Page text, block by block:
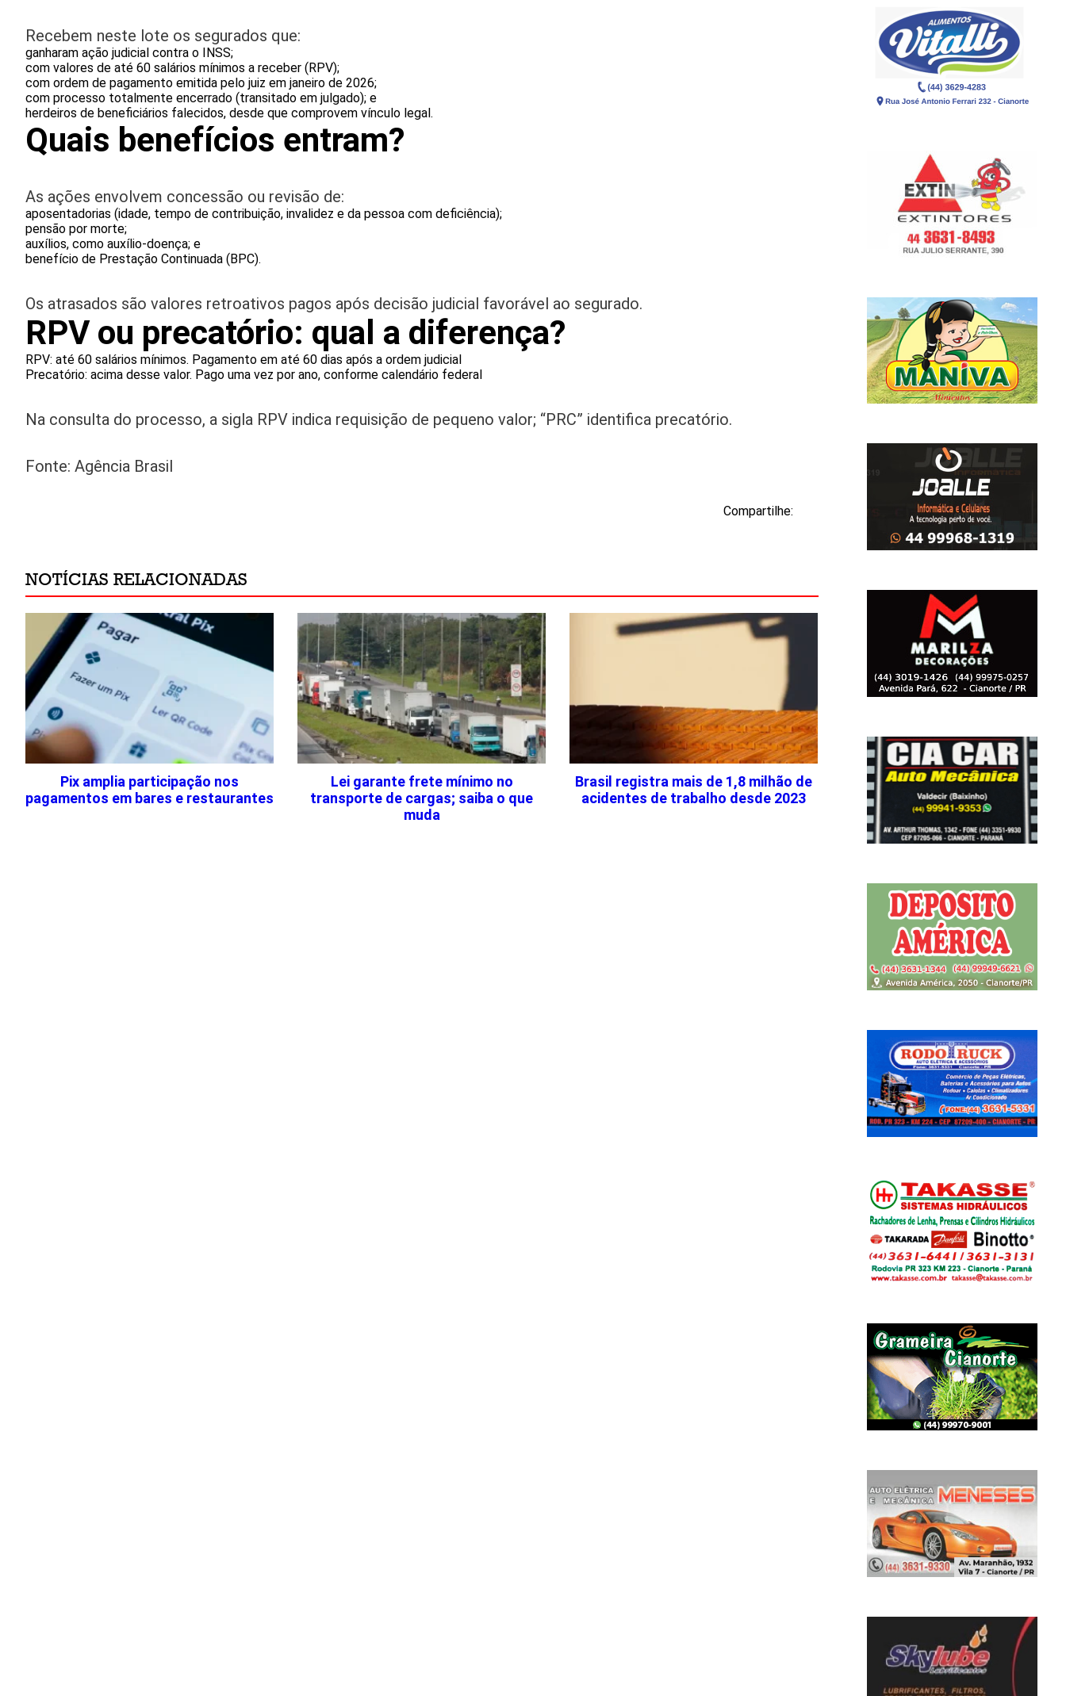
Recebem neste lote os segurados que:
ganharam ação judicial contra o INSS;
com valores de até 60 salários mínimos a receber (RPV);
com ordem de pagamento emitida pelo juiz em janeiro de 2026;
com processo totalmente encerrado (transitado em julgado); e
herdeiros de beneficiários falecidos, desde que comprovem vínculo legal.
Quais benefícios entram?
As ações envolvem concessão ou revisão de:
aposentadorias (idade, tempo de contribuição, invalidez e da pessoa com deficiência);
pensão por morte;
auxílios, como auxílio-doença; e
benefício de Prestação Continuada (BPC).
Os atrasados são valores retroativos pagos após decisão judicial favorável ao segurado.
RPV ou precatório: qual a diferença?
RPV: até 60 salários mínimos. Pagamento em até 60 dias após a ordem judicial
Precatório: acima desse valor. Pago uma vez por ano, conforme calendário federal
Na consulta do processo, a sigla RPV indica requisição de pequeno valor; “PRC” identifica precatório.
Fonte: Agência Brasil
Compartilhe:
NOTÍCIAS RELACIONADAS
Pix amplia participação nos
pagamentos em bares e restaurantes
Lei garante frete mínimo no
transporte de cargas; saiba o que
muda
Brasil registra mais de 1,8 milhão de
acidentes de trabalho desde 2023